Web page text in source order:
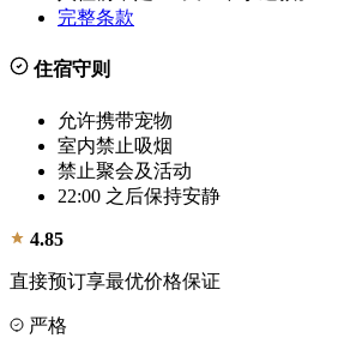
完整条款
住宿守则
允许携带宠物
室内禁止吸烟
禁止聚会及活动
22:00 之后保持安静
4.85
直接预订享最优价格保证
严格